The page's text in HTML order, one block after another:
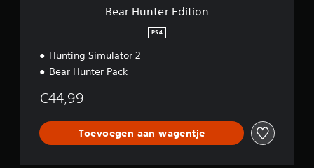
Bear Hunter Edition
PS4
Hunting Simulator 2
Bear Hunter Pack
€44,99
Toevoegen aan wagentje